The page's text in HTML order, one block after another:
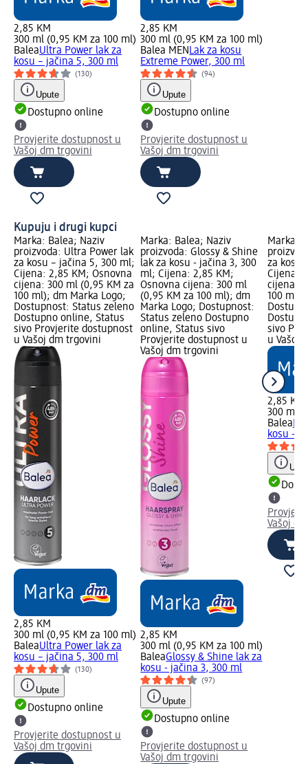
2,85 KM
300 ml (0,95 KM za 100 ml)
BaleaUltra Power lak za
kosu – jačina 5, 300 ml
(130)
Upute
Dostupno online
Provjerite dostupnost u
Vašoj dm trgovini
2,85 KM
300 ml (0,95 KM za 100 ml)
Balea MEN Lak za kosu
Extreme Power, 300 ml
(94)
Upute
Dostupno online
Provjerite dostupnost u
Vašoj dm trgovini
Kupuju i drugi kupci
Marka: Balea; Naziv
proizvoda: Ultra Power lak
za kosu – jačina 5, 300 ml;
Cijena: 2,85 KM; Osnovna
cijena: 300 ml (0,95 KM za
100 ml); dm Marka Logo;
Dostupnost: Status zeleno
Dostupno online, Status
sivo Provjerite dostupnost
u Vašoj dm trgovini
2,85 KM
300 ml (0,95 KM za 100 ml)
BaleaUltra Power lak za
kosu – jačina 5, 300 ml
(130)
Upute
Dostupno online
Provjerite dostupnost u
Vašoj dm trgovini
Marka: Balea; Naziv
proizvoda: Glossy & Shine
lak za kosu - jačina 3, 300
ml; Cijena: 2,85 KM;
Osnovna cijena: 300 ml
(0,95 KM za 100 ml); dm
Marka Logo; Dostupnost:
Status zeleno Dostupno
online, Status sivo
Provjerite dostupnost u
Vašoj dm trgovini
2,85 KM
300 ml (0,95 KM za 100 ml)
BaleaGlossy & Shine lak za
kosu - jačina 3, 300 ml
(97)
Upute
Dostupno online
Provjerite dostupnost u
Vašoj dm trgovini
Marka:
za kosu
Cijena:
cijena:
100 ml);
sivo
u Vašoj
2,85 KM
300 ml
Balea
kosu -
Vašoj